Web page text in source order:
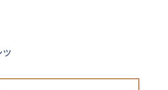
ツ